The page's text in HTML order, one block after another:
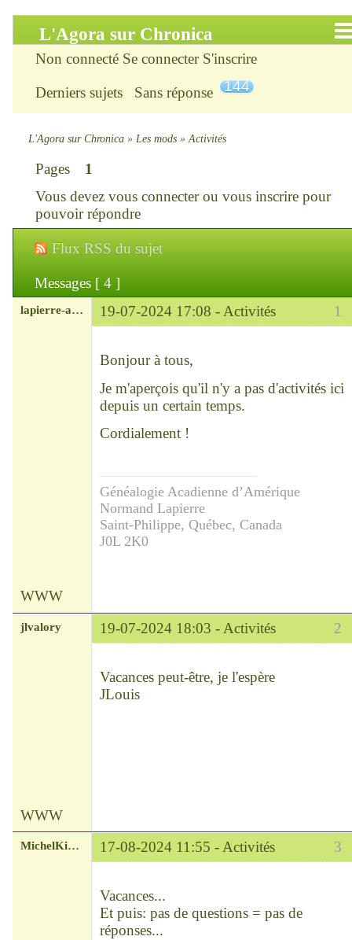
L'Agora sur Chronica
Accueil
Infos
Chercher
S’inscrire
Connexion
Chronica : le site
ChroniKat : les liens
CONTACT
Non connecté Se connecter S'inscrire
Derniers sujets Sans réponse 144
L'Agora sur Chronica » Les mods »Activités
Pages
1
Vous devez vous connecterou vous inscrirepour
pouvoir répondre
Flux RSS du sujet
Messages [ 4 ]
1
lapierre-amerique 19-07-2024 17:08 - Activités
Bonjour à tous,
Je m'aperçois qu'il n'y a pas d'activités ici
depuis un certain temps.
Cordialement !
Généalogie Acadienne d’Amérique
Normand Lapierre
Saint-Philippe, Québec, Canada
J0L 2K0
WWW
2
jlvalory 19-07-2024 18:03 - Activités
Vacances peut-être, je l'espère
JLouis
WWW
3
MichelKirsch 17-08-2024 11:55 - Activités
Vacances...
Et puis: pas de questions = pas de
réponses...